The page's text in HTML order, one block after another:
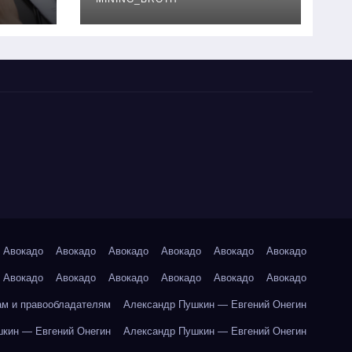
руководство
Авокадо Авокадо Авокадо Авокадо Авокадо Авокадо
Авокадо Авокадо Авокадо Авокадо Авокадо Авокадо
и правообладателям Александр Пушкин — Евгений Онегин
— Евгений Онегин Александр Пушкин — Евгений Онегин